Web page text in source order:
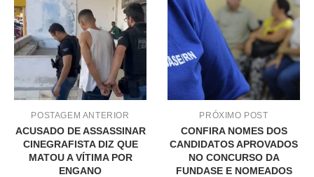
POSTAGEM ANTERIOR
ACUSADO DE ASSASSINAR
CINEGRAFISTA DIZ QUE
MATOU A VÍTIMA POR
ENGANO
PRÓXIMO POST
CONFIRA NOMES DOS
CANDIDATOS APROVADOS
NO CONCURSO DA
FUNDASE E NOMEADOS